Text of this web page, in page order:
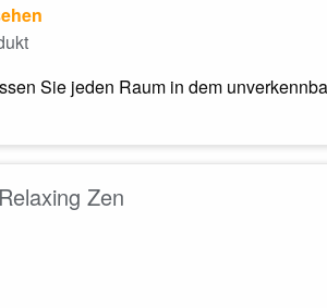
Sie jeden Raum in dem
Zen